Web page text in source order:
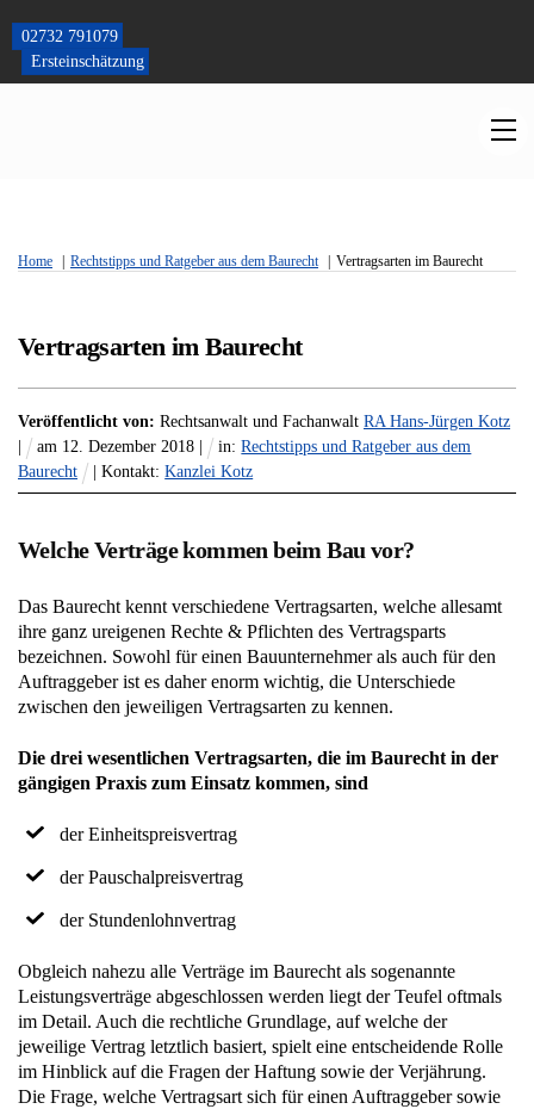
content
02732 791079
Ersteinschätzung
Home Rechtstipps und Ratgeber aus dem Baurecht Vertragsarten im Baurecht
Vertragsarten im Baurecht
Veröffentlicht von: Rechtsanwalt und Fachanwalt RA Hans-Jürgen Kotz
am 12.Dezember 2018 in:Rechtstipps und Ratgeber aus dem
Baurecht
| Kontakt:Kanzlei Kotz
Welche Verträge kommen beim Bau vor?
Das Baurecht kennt verschiedene Vertragsarten, welche allesamt
ihre ganz ureigenen Rechte & Pflichten des Vertragsparts
bezeichnen. Sowohl für einen Bauunternehmer als auch für den
Auftraggeber ist es daher enorm wichtig, die Unterschiede
zwischen den jeweiligen Vertragsarten zu kennen.
Die drei wesentlichen Vertragsarten, die im Baurecht in der
gängigen Praxis zum Einsatz kommen, sind
der Einheitspreisvertrag
der Pauschalpreisvertrag
der Stundenlohnvertrag
Obgleich nahezu alle Verträge im Baurecht als sogenannte
Leistungsverträge abgeschlossen werden liegt der Teufel oftmals
im Detail. Auch die rechtliche Grundlage, auf welche der
jeweilige Vertrag letztlich basiert, spielt eine entscheidende Rolle
im Hinblick auf die Fragen der Haftung sowie der Verjährung.
Die Frage, welche Vertragsart sich für einen Auftraggeber sowie